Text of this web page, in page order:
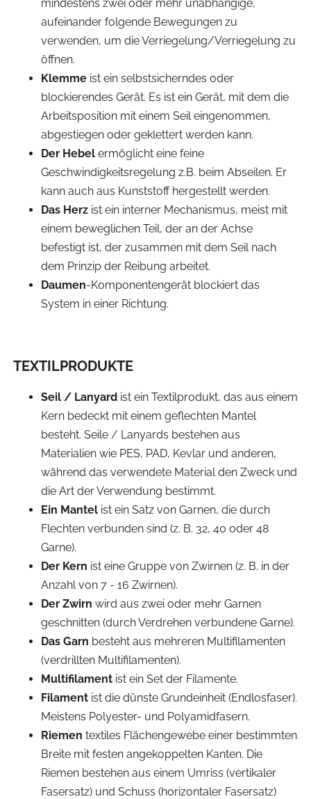
mindestens zwei oder mehr unabhängige,
aufeinander folgende Bewegungen zu
verwenden, um die Verriegelung/Verriegelung zu
öffnen.
Klemme ist ein selbstsicherndes oder
blockierendes Gerät. Es ist ein Gerät, mit dem die
Arbeitsposition mit einem Seil eingenommen,
abgestiegen oder geklettert werden kann.
Der Hebel ermöglicht eine feine
Geschwindigkeitsregelung z.B. beim Abseilen. Er
kann auch aus Kunststoff hergestellt werden.
Das Herz ist ein interner Mechanismus, meist mit
einem beweglichen Teil, der an der Achse
befestigt ist, der zusammen mit dem Seil nach
dem Prinzip der Reibung arbeitet.
Daumen-Komponentengerät blockiert das
System in einer Richtung.
TEXTILPRODUKTE
Seil / Lanyard ist ein Textilprodukt, das aus einem
Kern bedeckt mit einem geflechten Mantel
besteht. Seile / Lanyards bestehen aus
Materialien wie PES, PAD, Kevlar und anderen,
während das verwendete Material den Zweck und
die Art der Verwendung bestimmt.
Ein Mantel ist ein Satz von Garnen, die durch
Flechten verbunden sind (z. B. 32, 40 oder 48
Garne).
Der Kern ist eine Gruppe von Zwirnen (z. B. in der
Anzahl von 7 - 16 Zwirnen).
Der Zwirn wird aus zwei oder mehr Garnen
geschnitten (durch Verdrehen verbundene Garne).
Das Garn besteht aus mehreren Multifilamenten
(verdrillten Multifilamenten).
Multifilamentist ein Set der Filamente.
Filament ist die dünste Grundeinheit (Endlosfaser).
Meistens Polyester- und Polyamidfasern.
Riemen textiles Flächengewebe einer bestimmten
Breite mit festen angekoppelten Kanten. Die
Riemen bestehen aus einem Umriss (vertikaler
Fasersatz) und Schuss (horizontaler Fasersatz)